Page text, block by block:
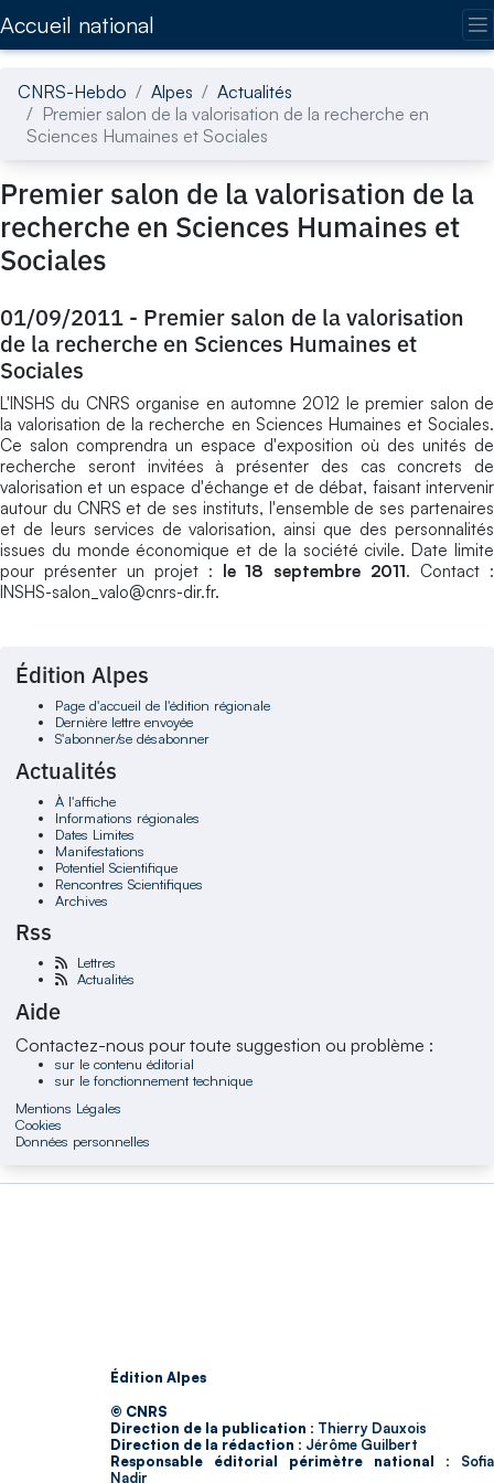
Accueil national
CNRS-Hebdo Alpes
Actualités
Premier salon de la valorisation de la recherche en
Sciences Humaines et Sociales
Premier salon de la valorisation de la
recherche en Sciences Humaines et
Sociales
01/09/2011 - Premier salon de la valorisation
de la recherche en Sciences Humaines et
Sociales
L'INSHS du CNRS organise en automne 2012 le premier salon de
la valorisation de la recherche en Sciences Humaines et Sociales.
Ce salon comprendra un espace d'exposition où des unités de
recherche seront invitées à présenter des cas concrets de
valorisation et un espace d'échange et de débat, faisant intervenir
autour du CNRS et de ses instituts, l'ensemble de ses partenaires
et de leurs services de valorisation, ainsi que des personnalités
issues du monde économique et de la société civile. Date limite
pour présenter un projet : le 18 septembre 2011. Contact :
INSHS-salon_valo@cnrs-dir.fr.
Édition Alpes
Page d'accueil de l'édition régionale
Dernière lettre envoyée
S'abonner/se désabonner
Actualités
À l'affiche
Informations régionales
Dates Limites
Manifestations
Potentiel Scientifique
Rencontres Scientifiques
Archives
Rss
Lettres
Actualités
Aide
Contactez-nous pour toute suggestion ou problème :
sur le contenu éditorial
sur le fonctionnement technique
Mentions Légales
Cookies
Données personnelles
Édition Alpes
© CNRS
Direction de la publication : Thierry Dauxois
Direction de la rédaction : Jérôme Guilbert
Responsable éditorial périmètre national : Sofia
Nadir